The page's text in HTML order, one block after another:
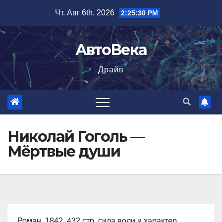
содержимому
Чт. Авг 6th, 2026 2:25:31 PM
АвтоВека
Драйв
Николай Гоголь —
Мёртвые души